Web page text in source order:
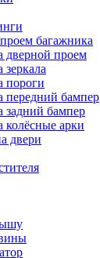
багажника
дверной проем
пороги
передний бампер
задний бампер
колёсные арки
двери